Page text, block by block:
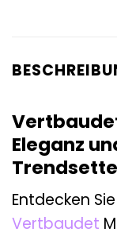
Eleganz
Entdecken
Vertbaudet